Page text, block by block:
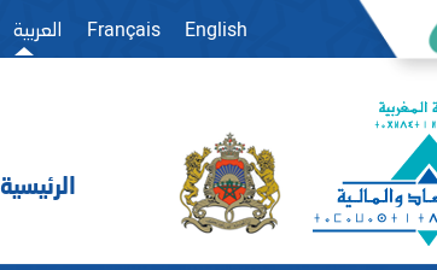
العربية Français
English
الرئيسية